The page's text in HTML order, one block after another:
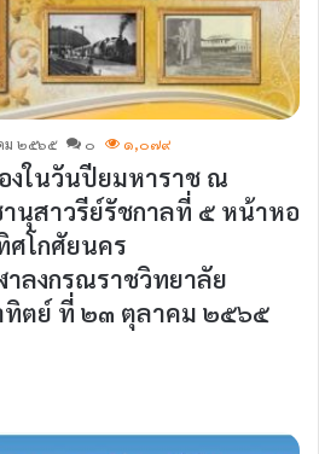
ม ๒๕๖๕ ๐ ๑,๐๗๙
งในวันปียมหาราช ณ
นุสาวรีย์รัชกาลที่ ๕ หน้าหอ
โกศัยนคร
ลงกรณราชวิทยาลัย
ทิตย์ ที่ ๒๓ ตุลาคม ๒๕๖๕